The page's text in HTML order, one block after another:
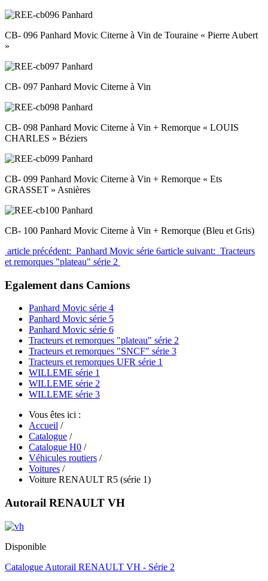
CB- 096 Panhard Movic Citerne à Vin de Touraine « Pierre Aubert
»
CB- 097 Panhard Movic Citerne à Vin
CB- 098 Panhard Movic Citerne à Vin + Remorque « LOUIS
CHARLES » Béziers
CB- 099 Panhard Movic Citerne à Vin + Remorque « Ets
GRASSET » Asnières
CB- 100 Panhard Movic Citerne à Vin + Remorque (Bleu et Gris)
article précédent: Panhard Movic série 6article suivant: Tracteurs
et remorques "plateau" série 2
Egalement dans Camions
Panhard Movic série 4
Panhard Movic série 5
Panhard Movic série 6
Tracteurs et remorques "plateau" série 2
Tracteurs et remorques "SNCF" série 3
Tracteurs et remorques UFR série 1
WILLEME série 1
WILLEME série 2
WILLEME série 3
Vous êtes ici :
Accueil /
Catalogue /
Catalogue H0 /
Véhicules routiers /
Voitures /
Voiture RENAULT R5 (série 1)
Autorail RENAULT VH
Disponible
Catalogue Autorail RENAULT VH - Série 2